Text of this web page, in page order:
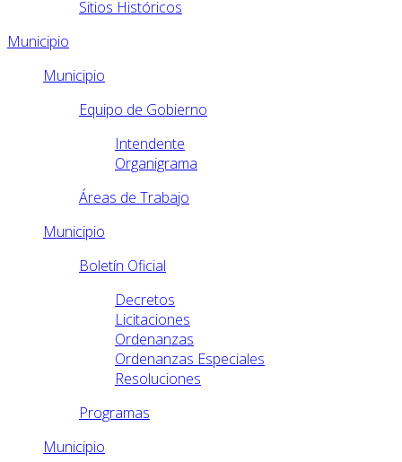
Sitios Históricos
Municipio
Municipio
Equipo de Gobierno
Intendente
Organigrama
Áreas de Trabajo
Municipio
Boletín Oficial
Decretos
Licitaciones
Ordenanzas
Ordenanzas Especiales
Resoluciones
Programas
Municipio